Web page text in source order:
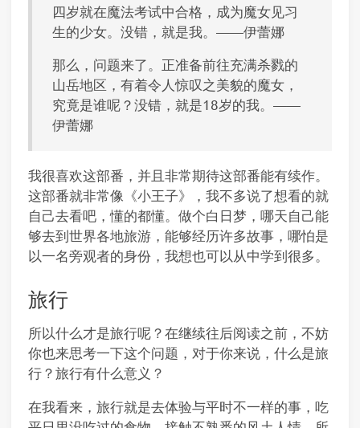
四岁就在魔法考试中合格，成为魔女见习
生的少女。没错，就是我。——伊蕾娜
那么，问题来了。正准备前往充满杀戮的
山岳地区，有着令人惊叹之美貌的魔女，
究竟是谁呢？没错，就是18岁的我。——
伊蕾娜
我很喜欢这部番，并且非常期待这部番能有续作。
这部番就非常像《小王子》，我不多说了想看的就
自己去看吧，懂的都懂。做个白日梦，哪天自己能
够去到世界各地旅游，能够经历许多故事，哪怕是
以一名旁观者的身份，我想也可以从中学到很多。
旅行
所以什么才是旅行呢？在继续往后阅读之前，不妨
你也来思考一下这个问题，对于你来说，什么是旅
行？旅行有什么意义？
在我看来，旅行就是去体验与平时不一样的事，吃